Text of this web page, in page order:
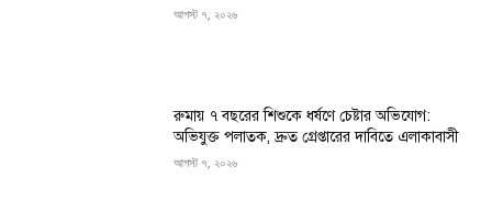
আগস্ট ৭, ২০২৬
রুমায় ৭ বছরের শিশুকে ধর্ষণে চেষ্টার অভিযোগ:
অভিযুক্ত পলাতক, দ্রুত গ্রেপ্তারের দাবিতে এলাকাবাসী
আগস্ট ৭, ২০২৬